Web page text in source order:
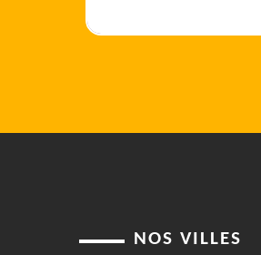
NOS VILLES